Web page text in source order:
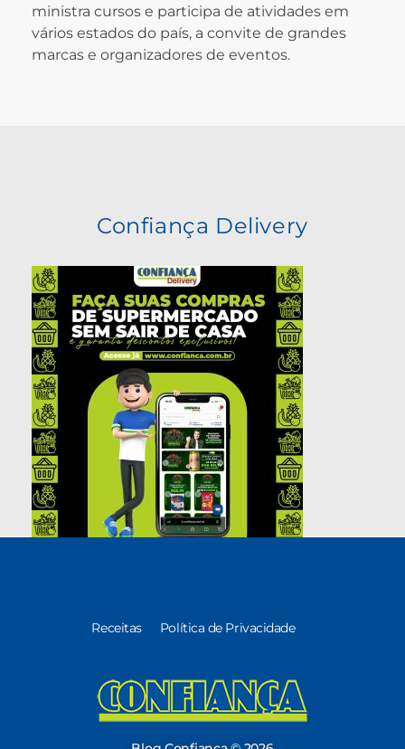
ministra cursos e participa de atividades em
vários estados do país, a convite de grandes
marcas e organizadores de eventos.
Confiança Delivery
Receitas Política de Privacidade